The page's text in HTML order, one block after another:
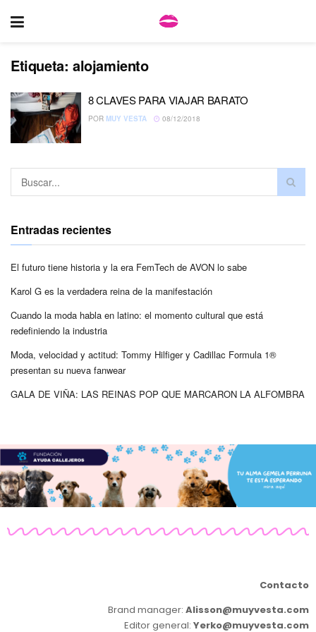
Etiqueta: alojamiento
8 CLAVES PARA VIAJAR BARATO
POR MUY VESTA 08/12/2018
Entradas recientes
El futuro tiene historia y la era FemTech de AVON lo sabe
Karol G es la verdadera reina de la manifestación
Cuando la moda habla en latino: el momento cultural que está
redefiniendo la industria
Moda, velocidad y actitud: Tommy Hilfiger y Cadillac Formula 1®
presentan su nueva fanwear
GALA DE VIÑA: LAS REINAS POP QUE MARCARON LA ALFOMBRA
Contacto
Brand manager: Alisson@muyvesta.com
Editor general: Yerko@muyvesta.com